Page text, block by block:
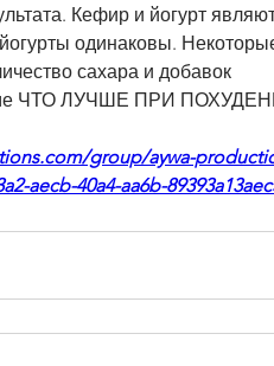
Кефир и йогурт
одинаковы.
сахара и добавок
ЧТО ЛУЧШЕ ПРИ
group/aywa-
aecb-40a4-aa6b-